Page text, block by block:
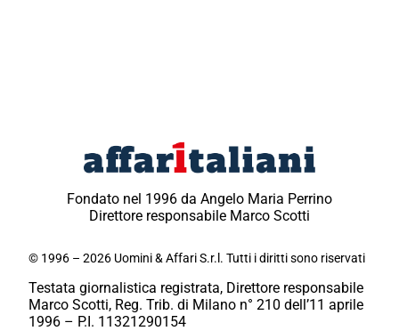
Fondato nel 1996 da Angelo Maria Perrino
Direttore responsabile Marco Scotti
© 1996 – 2026 Uomini & Affari S.r.l. Tutti i diritti sono riservati
Testata giornalistica registrata, Direttore responsabile
Marco Scotti, Reg. Trib. di Milano n° 210 dell’11 aprile
1996 – P.I. 11321290154